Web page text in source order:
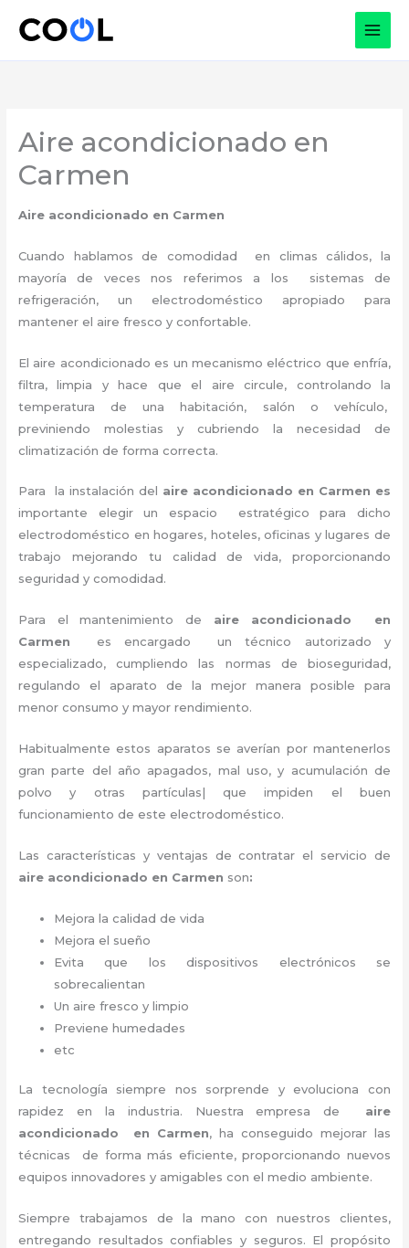
Aire acondicionado en
Carmen
Aire acondicionado en Carmen
Cuando hablamos de comodidad en climas cálidos, la
mayoría de veces nos referimos a los sistemas de
refrigeración, un electrodoméstico apropiado para
mantener el aire fresco y confortable.
El aire acondicionado es un mecanismo eléctrico que enfría,
filtra, limpia y hace que el aire circule, controlando la
temperatura de una habitación, salón o vehículo,
previniendo molestias y cubriendo la necesidad de
climatización de forma correcta.
Para la instalación del aire acondicionado en Carmen es
importante
elegir un espacio estratégico para dicho
electrodoméstico en hogares, hoteles, oficinas y lugares de
trabajo
mejorando tu calidad de vida, proporcionando
seguridad y comodidad.
Para el mantenimiento de aire acondicionado en
Carmen
es encargado un técnico autorizado y
especializado, cumpliendo las normas de bioseguridad,
regulando el aparato de la mejor manera posible para
menor consumo y mayor rendimiento.
Habitualmente estos aparatos se averían por mantenerlos
gran parte del año apagados, mal uso, y acumulación de
polvo y otras partículas| que impiden el buen
funcionamiento de este electrodoméstico.
Las características y ventajas de contratar el servicio de
aire acondicionado en Carmen son:
Mejora la calidad de vida
Mejora el sueño
Evita que los dispositivos electrónicos se
sobrecalientan
Un aire fresco y limpio
Previene humedades
etc
La tecnología siempre nos sorprende y evoluciona con
rapidez en la industria. Nuestra empresa de aire
acondicionado en Carmen, ha conseguido mejorar las
técnicas de forma más eficiente, proporcionando nuevos
equipos innovadores y amigables con el medio ambiente.
Siempre trabajamos de la mano con nuestros clientes,
entregando resultados confiables y seguros. El propósito